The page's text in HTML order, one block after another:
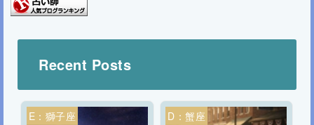
Recent Posts
E：獅子座 D：蟹座